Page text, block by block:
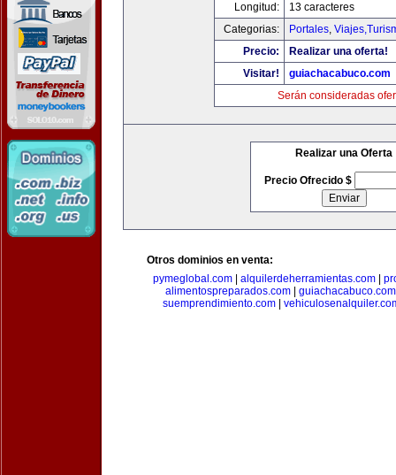
Longitud:
13 caracteres
Categorias:
Portales,
Precio:
Realizar una oferta!
Visitar!
guiachacabuco.com
Serán consideradas
Realizar una Oferta
Precio Ofrecido $
Otros dominios en venta:
pymeglobal.com| alquilerdeherramientas.com|
alimentospreparados.com| guiachacabuco.com
suemprendimiento.com|